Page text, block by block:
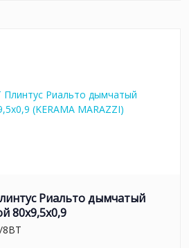
Риальто дымчатый
80x9,5x0,9
8BT